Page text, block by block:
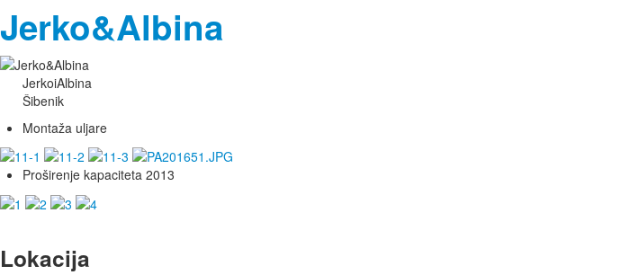
Jerko&Albina
JerkoiAlbina
Šibenik
Montaža uljare
Proširenje kapaciteta 2013
Lokacija